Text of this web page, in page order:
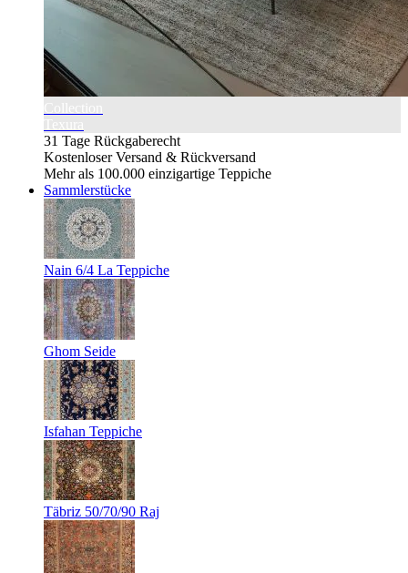
31 Tage Rückgaberecht
Kostenloser Versand & Rückversand
Mehr als 100.000 einzigartige Teppiche
Sammlerstücke
Nain 6/4 La Teppiche
Ghom Seide
Isfahan Teppiche
Täbriz 50/70/90 Raj